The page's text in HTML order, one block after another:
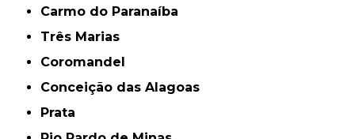
Carmo do Paranaíba
Três Marias
Coromandel
Conceição das Alagoas
Prata